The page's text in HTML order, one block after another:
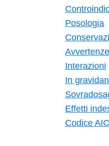
Posologia
Avvertenze
Interazioni
In
Effetti
Codice AIC